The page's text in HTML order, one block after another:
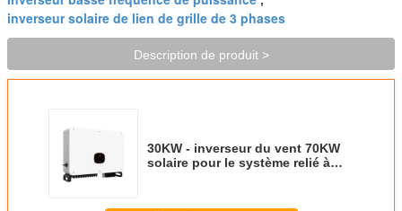
inverseur solaire de lien de grille de 3 phases
Description de produit >
30KW - inverseur du vent 70KW
solaire pour le système relié à